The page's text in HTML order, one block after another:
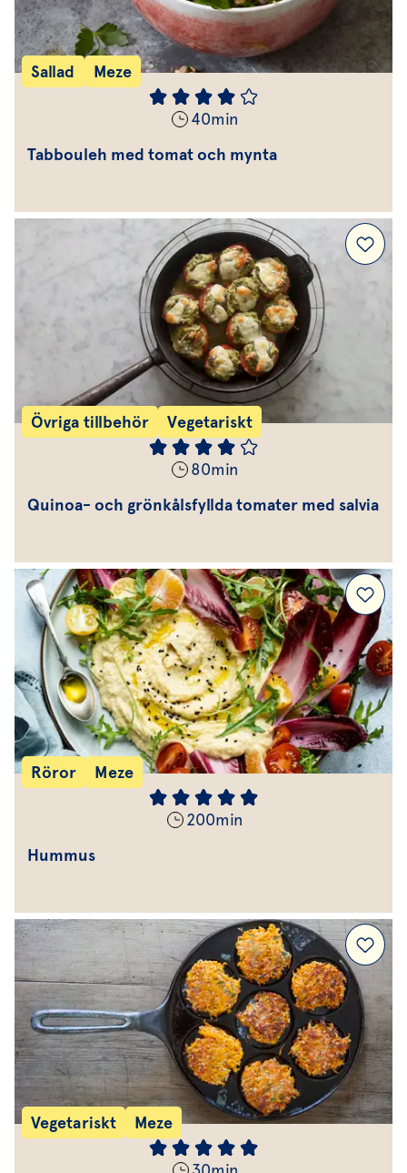
Sallad Meze
40min
Tabbouleh med tomat och mynta
Övriga tillbehör Vegetariskt
80min
Quinoa- och grönkålsfyllda tomater med salvia
Röror Meze
200min
Hummus
Vegetariskt Meze